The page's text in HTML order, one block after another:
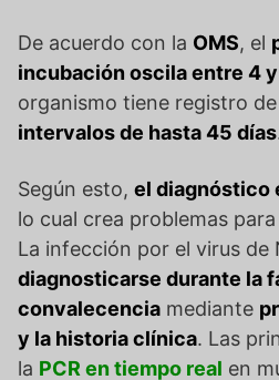
De acuerdo con la OMS, el
incubación oscila entre 4
organismo tiene registro
intervalos de hasta 45 días
Según esto, el diagnóstico
lo cual crea problemas
La infección por el virus de
diagnosticarse durante la
convalecencia mediante
y la historia clínica. Las
la PCR en tiempo real en